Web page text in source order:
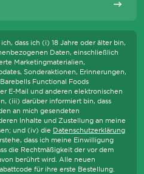
dass ich (i) 18 Jahre oder älter bin,
Daten, einschließlich
Marketingmaterialien,
Sonderaktionen, Erinnerungen,
Functional Foods
E-Mail und anderen elektronischen
(iii) darüber informiert bin, dass
an mich gesendeten
Inhalte und Zustellung an meine
und (iv) die Datenschutzerklärung
dass ich meine Einwilligung
die Rechtmäßigkeit der vor dem
berührt wird. Alle neuen
für ihre erste Bestellung.
UND UNTERSTÜTZENDE